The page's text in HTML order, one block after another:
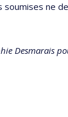
ne
Desmarais